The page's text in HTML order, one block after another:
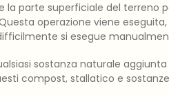
la parte superficiale del terreno
operazione viene
si esegue
sostanza naturale
compost, stallatico e